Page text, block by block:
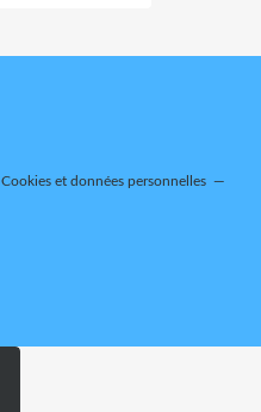
Cookies et données personnelles